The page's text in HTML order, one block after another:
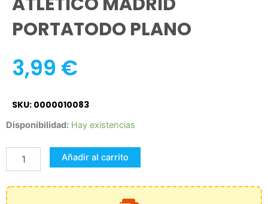
PORTATODO PLANO
3,99 €
SKU: 0000010083
Disponibilidad: Hay existencias
ATLETICO
PORTATODO
PLANO
cantidad
Añadir al carrito